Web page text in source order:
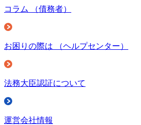
コラム （債務者）
お困りの際は （ヘルプセンター）
法務大臣認証について
運営会社情報